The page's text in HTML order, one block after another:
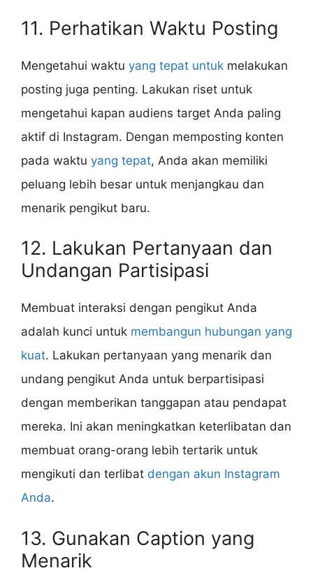
11. Perhatikan Waktu Posting
Mengetahui waktu yang tepat untuk melakukan
posting juga penting. Lakukan riset untuk
mengetahui kapan audiens target Anda paling
aktif di Instagram. Dengan memposting konten
pada waktu yang tepat, Anda akan memiliki
peluang lebih besar untuk menjangkau dan
menarik pengikut baru.
12. Lakukan Pertanyaan dan
Undangan Partisipasi
Membuat interaksi dengan pengikut Anda
adalah kunci untuk membangun hubungan yang
kuat. Lakukan pertanyaan yang menarik dan
undang pengikut Anda untuk berpartisipasi
dengan memberikan tanggapan atau pendapat
mereka. Ini akan meningkatkan keterlibatan dan
membuat orang-orang lebih tertarik untuk
mengikuti dan terlibat dengan akun Instagram
Anda.
13. Gunakan Caption yang
Menarik